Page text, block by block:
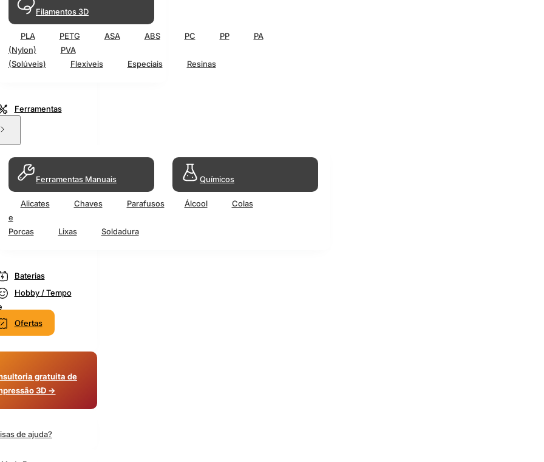
Filamentos 3D
PLA PETG ASA ABS PC PP
PA
(Nylon)
PVA
(Solúveis)
Flexiveis Especiais Resinas
Ferramentas
Ferramentas Manuais
Alicates Chaves
Parafusos
e
Porcas
Lixas Soldadura
Químicos
Álcool Colas
Baterias
Hobby / Tempo
Ofertas
gratuita de
3D →
de ajuda?